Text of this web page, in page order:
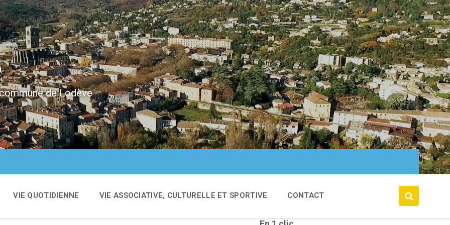
de Lodève
VIE QUOTIDIENNE VIE ASSOCIATIVE, CULTURELLE ET SPORTIVE CONTACT